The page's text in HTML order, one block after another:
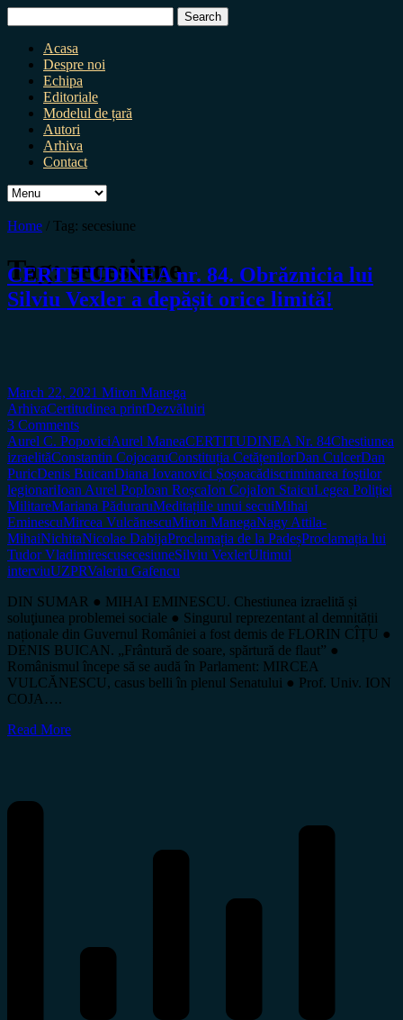
for:
Acasa
Despre noi
Echipa
Editoriale
Modelul de țară
Autori
Arhiva
Contact
Home / Tag: secesiune
Tag:secesiune
CERTITUDINEA nr. 84. Obrăznicia lui
Silviu Vexler a depășit orice limită!
March 22, 2021 Miron Manega
ArhivaCertitudinea printDezvăluiri
3 Comments
Aurel C. PopoviciAurel ManeaCERTITUDINEA Nr. 84Chestiunea
izraelităConstantin CojocaruConstituția CetățenilorDan CulcerDan
PuricDenis BuicanDiana Iovanovici Șoșoacădiscriminarea foştilor
legionariIoan Aurel PopIoan RoșcaIon CojaIon StaicuLegea Poliției
MilitareMariana PăduraruMeditațiile unui secuiMihai
EminescuMircea VulcănescuMiron ManegaNagy Attila-
MihaiNichitaNicolae DabijaProclamația de la PadeșProclamația lui
Tudor VladimirescusecesiuneSilviu VexlerUltimul
interviuUZPRValeriu Gafencu
DIN SUMAR ● MIHAI EMINESCU. Chestiunea izraelită și
soluţiunea problemei sociale ● Singurul reprezentant al demnității
naționale din Guvernul României a fost demis de FLORIN CÎȚU ●
DENIS BUICAN. „Frântură de soare, spărtură de flaut” ●
Românismul începe să se audă în Parlament: MIRCEA
VULCĂNESCU, casus belli în plenul Senatului ● Prof. Univ. ION
COJA….
Read More